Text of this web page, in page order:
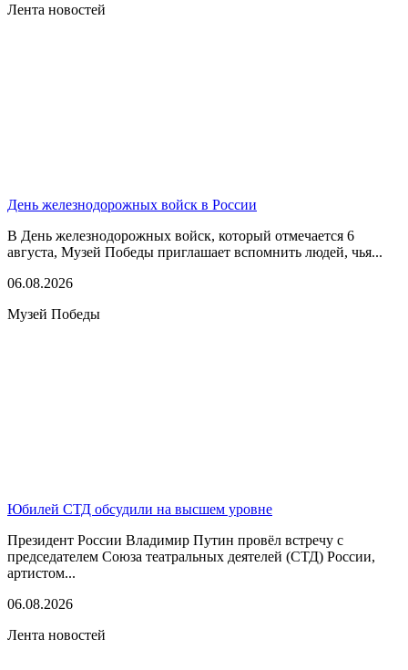
Лента новостей
День железнодорожных войск в России
В День железнодорожных войск, который отмечается 6
августа, Музей Победы приглашает вспомнить людей, чья...
06.08.2026
Музей Победы
Юбилей СТД обсудили на высшем уровне
Президент России Владимир Путин провёл встречу с
председателем Союза театральных деятелей (СТД) России,
артистом...
06.08.2026
Лента новостей